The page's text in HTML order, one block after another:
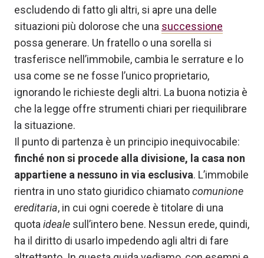
escludendo di fatto gli altri, si apre una delle
situazioni più dolorose che una successione
possa generare. Un fratello o una sorella si
trasferisce nell’immobile, cambia le serrature e lo
usa come se ne fosse l’unico proprietario,
ignorando le richieste degli altri. La buona notizia è
che la legge offre strumenti chiari per riequilibrare
la situazione.
Il punto di partenza è un principio inequivocabile:
finché non si procede alla divisione, la casa non
appartiene a nessuno in via esclusiva. L’immobile
rientra in uno stato giuridico chiamatocomunione
ereditaria, in cui ogni coerede è titolare di una
quota ideale sull’intero bene. Nessun erede, quindi,
ha il diritto di usarlo impedendo agli altri di fare